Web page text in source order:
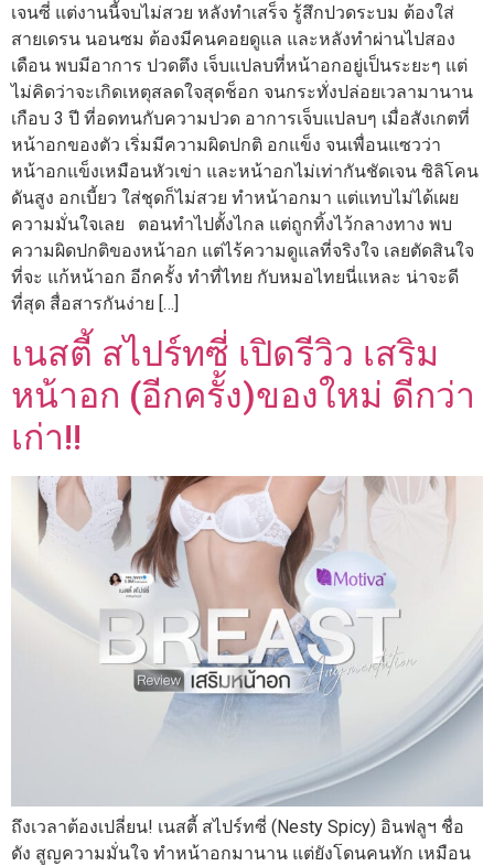
เจนซี่ แต่งานนี้จบไม่สวย หลังทำเสร็จ รู้สึกปวดระบม ต้องใส่
สายเดรน นอนซม ต้องมีคนคอยดูแล และหลังทำผ่านไปสอง
เดือน พบมีอาการ ปวดตึง เจ็บแปลบที่หน้าอกอยู่เป็นระยะๆ แต่
ไม่คิดว่าจะเกิดเหตุสลดใจสุดช็อก จนกระทั่งปล่อยเวลามานาน
เกือบ 3 ปี ที่อดทนกับความปวด อาการเจ็บแปลบๆ เมื่อสังเกตที่
หน้าอกของตัว เริ่มมีความผิดปกติ อกแข็ง จนเพื่อนแซวว่า
หน้าอกแข็งเหมือนหัวเข่า และหน้าอกไม่เท่ากันชัดเจน ซิลิโคน
ดันสูง อกเบี้ยว ใส่ชุดก็ไม่สวย ทำหน้าอกมา แต่แทบไม่ได้เผย
ความมั่นใจเลย ตอนทำไปตั้งไกล แต่ถูกทิ้งไว้กลางทาง พบ
ความผิดปกติของหน้าอก แต่ไร้ความดูแลที่จริงใจ เลยตัดสินใจ
ที่จะ แก้หน้าอก อีกครั้ง ทำที่ไทย กับหมอไทยนี่แหละ น่าจะดี
ที่สุด สื่อสารกันง่าย […]
เนสตี้ สไปร์ทซี่ เปิดรีวิว เสริม
หน้าอก (อีกครั้ง)ของใหม่ ดีกว่า
เก่า!!
ถึงเวลาต้องเปลี่ยน! เนสตี้ สไปร์ทซี่ (Nesty Spicy) อินฟลูฯ ชื่อ
ดัง สูญความมั่นใจ ทำหน้าอกมานาน แต่ยังโดนคนทัก เหมือน